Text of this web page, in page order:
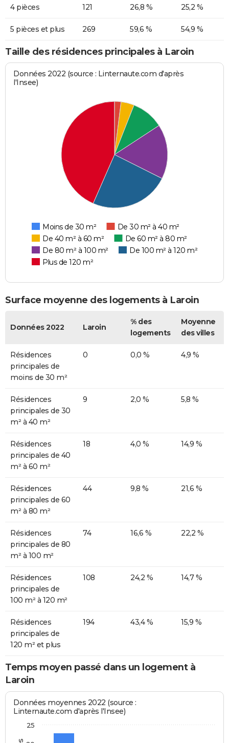
4 pièces 121 26,8 % 25,2 %
5 pièces et plus 269 59,6 % 54,9 %
Taille des résidences principales à Laroin
Données 2022 (source : Linternaute.com d'après
l'Insee)
Moins de 30 m²
De 30 m² à 40 m²
De 40 m² à 60 m²
De 60 m² à 80 m²
De 80 m² à 100 m²
De 100 m² à 120 m²
Plus de 120 m²
Surface moyenne des logements à Laroin
Données 2022 Laroin
% des
logements
Moyenne
des villes
Résidences
principales de
moins de 30 m²
0 0,0 % 4,9 %
Résidences
principales de 30
m² à 40 m²
9 2,0 % 5,8 %
Résidences
principales de 40
m² à 60 m²
18 4,0 % 14,9 %
Résidences
principales de 60
m² à 80 m²
44 9,8 % 21,6 %
Résidences
principales de 80
m² à 100 m²
74 16,6 % 22,2 %
Résidences
principales de
100 m² à 120 m²
108 24,2 % 14,7 %
Résidences
principales de
120 m² et plus
194 43,4 % 15,9 %
Temps moyen passé dans un logement à
Laroin
Données moyennes 2022 (source :
Linternaute.com d'après l'Insee)
25